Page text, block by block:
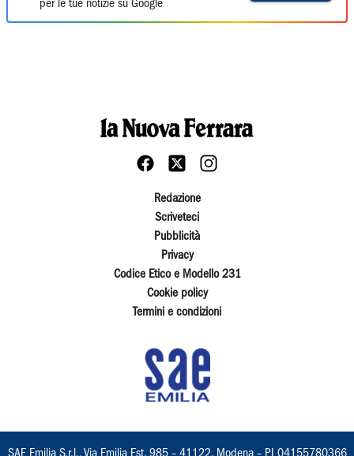
per le tue notizie su Google
Redazione
Scriveteci
Pubblicità
Privacy
Codice Etico e Modello 231
Cookie policy
Termini e condizioni
SAE Emilia S.r.l., Via Emilia Est, 985 – 41122, Modena – PI 04155780366